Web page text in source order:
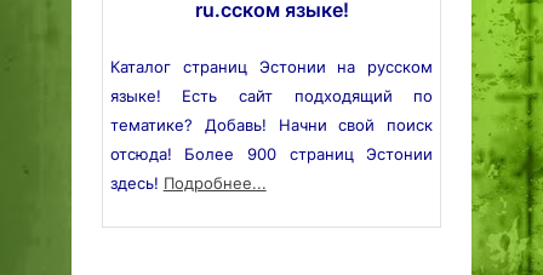
ru.сском языке!
Каталог страниц Эстонии на русском
языке! Есть сайт подходящий по
тематике? Добавь! Начни свой поиск
отсюда! Более 900 страниц Эстонии
здесь! Подробнее...